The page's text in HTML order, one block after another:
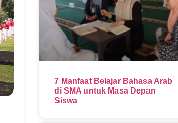
7 Manfaat Belajar Bahasa Arab
di SMA untuk Masa Depan
Siswa